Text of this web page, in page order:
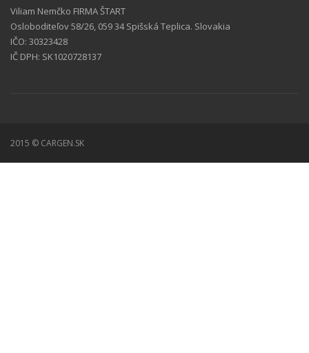
Viliam Nemčko FIRMA ŠTART
Osloboditeľov 58/26, 059 34 Spišská Teplica. Slovakia
IČO: 30323428
IČ DPH: SK1020728137
2015 © CARGEN.SK